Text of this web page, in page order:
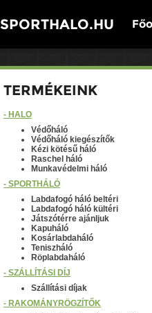
SPORTHALO.HU
TERMÉKEINK
- HÁLÓ
Védőháló
Védőháló kiegészítők
Kézi kötésű háló
Raschel háló
Munkavédelmi háló
- SPORTHÁLÓ
Labdafogó háló beltéri
Labdafogó háló kültéri
Játszótérre ajánljuk
Kapuháló
Kosárlabdaháló
Teniszháló
Röplabdaháló
- SZÁLLÍTÁSI DÍJ
Szállítási díjak
- RAKOMÁNYRÖGZÍTŐK